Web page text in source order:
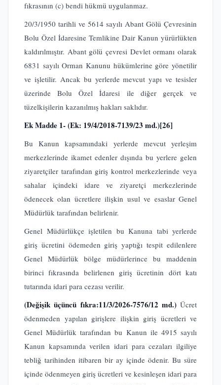
fıkrasının (c) bendi hükmü uygulanmaz.
20/3/1950 tarihli ve 5614 sayılı Abant Gölü Çevresinin
Bolu Özel İdaresine Temlikine Dair Kanun yürürlükten
kaldırılmıştır. Abant gölü çevresi Devlet ormanı olarak
6831 sayılı Orman Kanunu hükümlerine göre yönetilir
ve işletilir. Ancak bu yerlerde mevcut yapı ve tesisler
üzerinde Bolu Özel İdaresi ile diğer gerçek ve
tüzelkişilerin kazanılmış hakları saklıdır.
Ek Madde 1- (Ek: 19/4/2018-7139/23 md.)[26]
Bu Kanun kapsamındaki yerlerde mevcut yerleşim
merkezlerinde ikamet edenler dışında bu yerlere gelen
ziyaretçiler tarafından giriş kontrol merkezlerinde veya
sahalar içindeki idare ve ziyaretçi merkezlerinde
ödenecek olan ücretlere ilişkin usul ve esaslar Genel
Müdürlük tarafından belirlenir.
Genel Müdürlükçe işletilen bu Kanuna tabi yerlerde
giriş ücretini ödemeden giriş yaptığı tespit edilenlere
Genel Müdürlük bölge müdürlerince bu maddenin
birinci fıkrasında belirlenen giriş ücretinin dört katı
tutarında idari para cezası verilir.
(Değişik üçüncü fıkra:11/3/2026-7576/12 md.)Ücret
ödenmeden yapılan girişlere ilişkin giriş ücretleri ve
Genel Müdürlük tarafından bu Kanun ile 4915 sayılı
Kanun kapsamında verilen idari para cezaları ilgiliye
tebliğ tarihinden itibaren bir ay içinde ödenir. Bu süre
içinde ödenmeyen giriş ücretleri ve kesinleşen idari para